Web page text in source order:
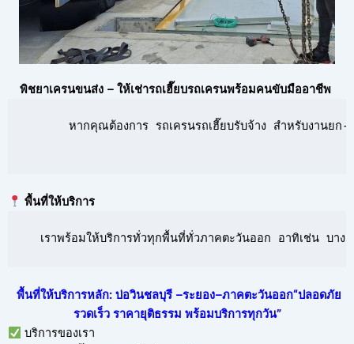
พิชยาเครนขนส่ง – ให้เช่ารถเฮี๊ยบรถเครนพร้อมคนขับมืออาชีพ
หากคุณต้องการ รถเครนรถเฮี๊ยบรับจ้าง สำหรับงานยก
พื้นที่ให้บริการ
เราพร้อมให้บริการทั่วทุกพื้นที่ทั่วภาคตะวันออก อาทิเช่น บาง
พื้นที่ให้บริการหลัก: บ่อวินชลบุรี –ระยอง–ภาคตะวันออก“ปลอดภัย
รวดเร็ว ราคายุติธรรม พร้อมบริการทุกวัน”
บริการของเรา